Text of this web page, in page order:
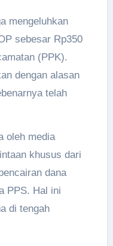
mengeluhkan
sebesar Rp350
(PPK).
dengan alasan
telah
oleh media
khusus dari
dana
PPS. Hal ini
di tengah